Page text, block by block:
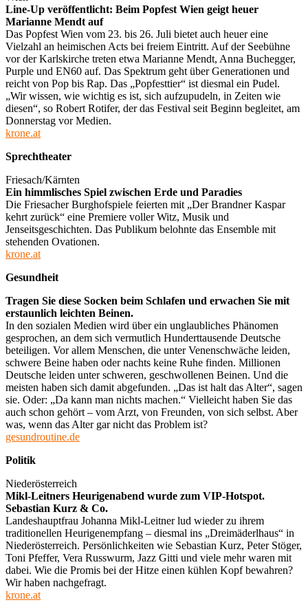
Line-Up veröffentlicht: Beim Popfest Wien geigt heuer
Marianne Mendt auf
Das Popfest Wien vom 23. bis 26. Juli bietet auch heuer eine
Vielzahl an heimischen Acts bei freiem Eintritt. Auf der Seebühne
vor der Karlskirche treten etwa Marianne Mendt, Anna Buchegger,
Purple und EN60 auf. Das Spektrum geht über Generationen und
reicht von Pop bis Rap. Das „Popfesttier“ ist diesmal ein Pudel.
„Wir wissen, wie wichtig es ist, sich aufzupudeln, in Zeiten wie
diesen“, so Robert Rotifer, der das Festival seit Beginn begleitet, am
Donnerstag vor Medien.
krone.at
Sprechtheater
Friesach/Kärnten
Ein himmlisches Spiel zwischen Erde und Paradies
Die Friesacher Burghofspiele feierten mit „Der Brandner Kaspar
kehrt zurück“ eine Premiere voller Witz, Musik und
Jenseitsgeschichten. Das Publikum belohnte das Ensemble mit
stehenden Ovationen.
krone.at
Gesundheit
Tragen Sie diese Socken beim Schlafen und erwachen Sie mit
erstaunlich leichten Beinen.
In den sozialen Medien wird über ein unglaubliches Phänomen
gesprochen, an dem sich vermutlich Hunderttausende Deutsche
beteiligen. Vor allem Menschen, die unter Venenschwäche leiden,
schwere Beine haben oder nachts keine Ruhe finden. Millionen
Deutsche leiden unter schweren, geschwollenen Beinen. Und die
meisten haben sich damit abgefunden. „Das ist halt das Alter“, sagen
sie. Oder: „Da kann man nichts machen.“ Vielleicht haben Sie das
auch schon gehört – vom Arzt, von Freunden, von sich selbst. Aber
was, wenn das Alter gar nicht das Problem ist?
gesundroutine.de
Politik
Niederösterreich
Mikl-Leitners Heurigenabend wurde zum VIP-Hotspot.
Sebastian Kurz & Co.
Landeshauptfrau Johanna Mikl‑Leitner lud wieder zu ihrem
traditionellen Heurigenempfang – diesmal ins „Dreimäderlhaus“ in
Niederösterreich. Persönlichkeiten wie Sebastian Kurz, Peter Stöger,
Toni Pfeffer, Vera Russwurm, Jazz Gitti und viele mehr waren mit
dabei. Wie die Promis bei der Hitze einen kühlen Kopf bewahren?
Wir haben nachgefragt.
krone.at